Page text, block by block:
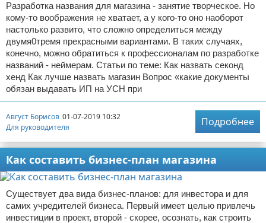
Разработка названия для магазина - занятие творческое. Но
кому-то воображения не хватает, а у кого-то оно наоборот
настолько развито, что сложно определиться между
двумя0тремя прекрасными вариантами. В таких случаях,
конечно, можно обратиться к профессионалам по разработке
названий - неймерам. Статьи по теме: Как назвать секонд
хенд Как лучше назвать магазин Вопрос «какие документы
обязан выдавать ИП на УСН при
Август Борисов 01-07-2019 10:32
Для руководителя
Подробнее
Как составить бизнес-план магазина
Существует два вида бизнес-планов: для инвестора и для
самих учредителей бизнеса. Первый имеет целью привлечь
инвестиции в проект, второй - скорее, осознать, как строить